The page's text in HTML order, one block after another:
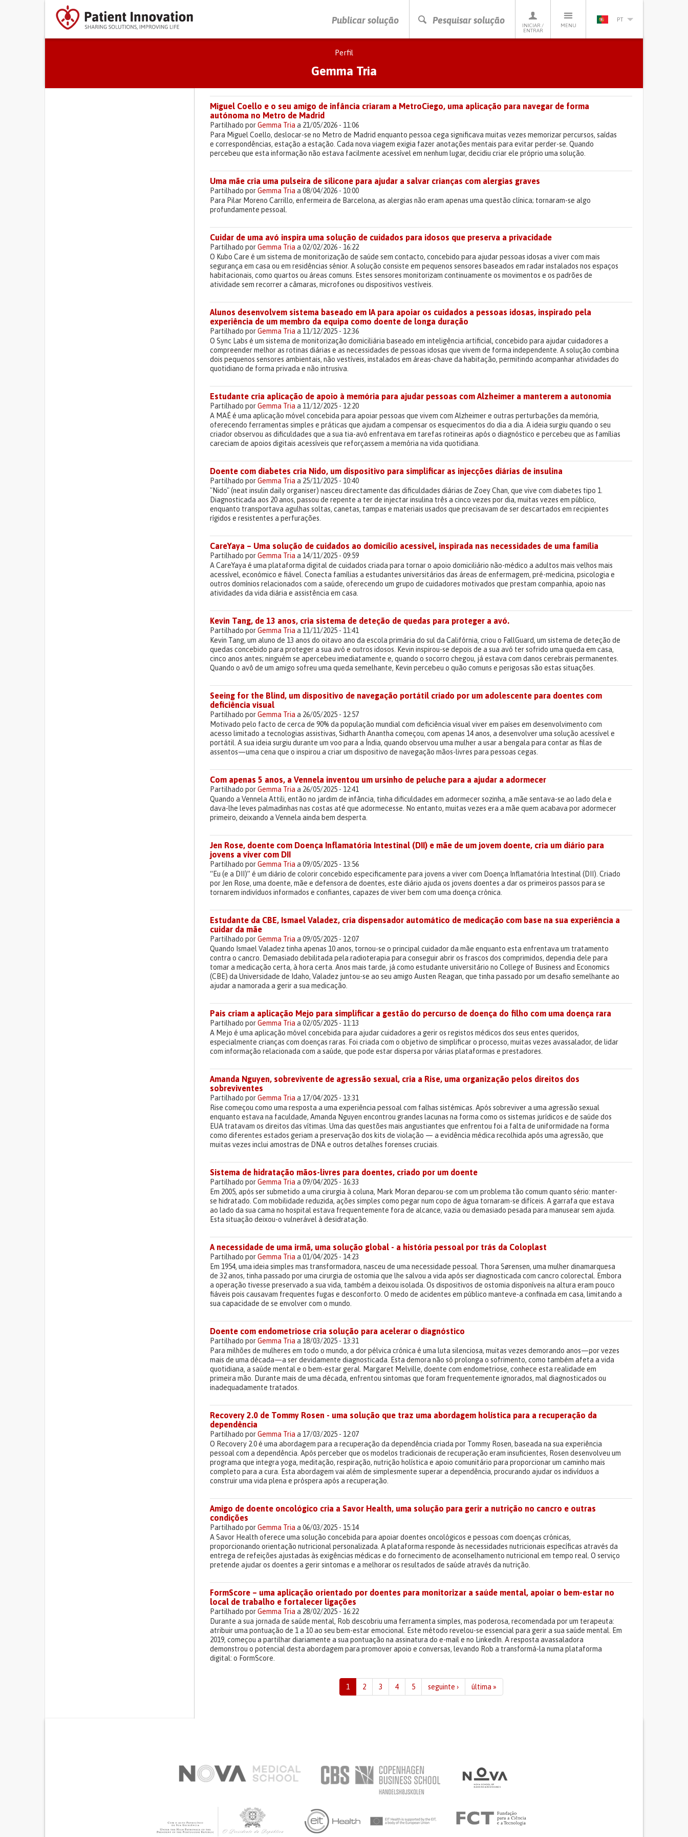
Publicar solução Pesquisar solução
INICIAR /
ENTRAR
MENU
PT
PRESSIONE ENTER PARA PESQUISAR
Perfil
Gemma Tria
Miguel Coello e o seu amigo de infância criaram a MetroCiego, uma aplicação para navegar de forma
autónoma no Metro de Madrid
Partilhado porGemma Tria a 21/05/2026 - 11:06
Para Miguel Coello, deslocar-se no Metro de Madrid enquanto pessoa cega significava muitas vezes memorizar percursos, saídas
e correspondências, estação a estação. Cada nova viagem exigia fazer anotações mentais para evitar perder-se. Quando
percebeu que esta informação não estava facilmente acessível em nenhum lugar, decidiu criar ele próprio uma solução.
Uma mãe cria uma pulseira de silicone para ajudar a salvar crianças com alergias graves
Partilhado porGemma Tria a 08/04/2026 - 10:00
Para Pilar Moreno Carrillo, enfermeira de Barcelona, as alergias não eram apenas uma questão clínica; tornaram-se algo
profundamente pessoal.
Cuidar de uma avó inspira uma solução de cuidados para idosos que preserva a privacidade
Partilhado porGemma Tria a 02/02/2026 - 16:22
O Kubo Care é um sistema de monitorização de saúde sem contacto, concebido para ajudar pessoas idosas a viver com mais
segurança em casa ou em residências sénior. A solução consiste em pequenos sensores baseados em radar instalados nos espaços
habitacionais, como quartos ou áreas comuns. Estes sensores monitorizam continuamente os movimentos e os padrões de
atividade sem recorrer a câmaras, microfones ou dispositivos vestíveis.
Alunos desenvolvem sistema baseado em IA para apoiar os cuidados a pessoas idosas, inspirado pela
experiência de um membro da equipa como doente de longa duração
Partilhado porGemma Tria a 11/12/2025 - 12:36
O Sync Labs é um sistema de monitorização domiciliária baseado em inteligência artificial, concebido para ajudar cuidadores a
compreender melhor as rotinas diárias e as necessidades de pessoas idosas que vivem de forma independente. A solução combina
dois pequenos sensores ambientais, não vestíveis, instalados em áreas-chave da habitação, permitindo acompanhar atividades do
quotidiano de forma privada e não intrusiva.
Estudante cria aplicação de apoio à memória para ajudar pessoas com Alzheimer a manterem a autonomia
Partilhado porGemma Tria a 11/12/2025 - 12:20
A MAÉ é uma aplicação móvel concebida para apoiar pessoas que vivem com Alzheimer e outras perturbações da memória,
oferecendo ferramentas simples e práticas que ajudam a compensar os esquecimentos do dia a dia. A ideia surgiu quando o seu
criador observou as dificuldades que a sua tia-avó enfrentava em tarefas rotineiras após o diagnóstico e percebeu que as famílias
careciam de apoios digitais acessíveis que reforçassem a memória na vida quotidiana.
Doente com diabetes cria Nido, um dispositivo para simplificar as injecções diárias de insulina
Partilhado porGemma Tria a 25/11/2025 - 10:40
"Nido" (neat insulin daily organiser) nasceu directamente das dificuldades diárias de Zoey Chan, que vive com diabetes tipo 1.
Diagnosticada aos 20 anos, passou de repente a ter de injectar insulina três a cinco vezes por dia, muitas vezes em público,
enquanto transportava agulhas soltas, canetas, tampas e materiais usados que precisavam de ser descartados em recipientes
rígidos e resistentes a perfurações.
CareYaya – Uma solução de cuidados ao domicílio acessível, inspirada nas necessidades de uma família
Partilhado porGemma Tria a 14/11/2025 - 09:59
A CareYaya é uma plataforma digital de cuidados criada para tornar o apoio domiciliário não-médico a adultos mais velhos mais
acessível, económico e fiável. Conecta famílias a estudantes universitários das áreas de enfermagem, pré-medicina, psicologia e
outros domínios relacionados com a saúde, oferecendo um grupo de cuidadores motivados que prestam companhia, apoio nas
atividades da vida diária e assistência em casa.
Kevin Tang, de 13 anos, cria sistema de deteção de quedas para proteger a avó.
Partilhado porGemma Tria a 11/11/2025 - 11:41
Kevin Tang, um aluno de 13 anos do oitavo ano da escola primária do sul da Califórnia, criou o FallGuard, um sistema de deteção de
quedas concebido para proteger a sua avó e outros idosos. Kevin inspirou-se depois de a sua avó ter sofrido uma queda em casa,
cinco anos antes; ninguém se apercebeu imediatamente e, quando o socorro chegou, já estava com danos cerebrais permanentes.
Quando o avô de um amigo sofreu uma queda semelhante, Kevin percebeu o quão comuns e perigosas são estas situações.
Seeing for the Blind, um dispositivo de navegação portátil criado por um adolescente para doentes com
deficiência visual
Partilhado porGemma Tria a 26/05/2025 - 12:57
Motivado pelo facto de cerca de 90% da população mundial com deficiência visual viver em países em desenvolvimento com
acesso limitado a tecnologias assistivas, Sidharth Anantha começou, com apenas 14 anos, a desenvolver uma solução acessível e
portátil. A sua ideia surgiu durante um voo para a Índia, quando observou uma mulher a usar a bengala para contar as filas de
assentos—uma cena que o inspirou a criar um dispositivo de navegação mãos-livres para pessoas cegas.
Com apenas 5 anos, a Vennela inventou um ursinho de peluche para a ajudar a adormecer
Partilhado porGemma Tria a 26/05/2025 - 12:41
Quando a Vennela Attili, então no jardim de infância, tinha dificuldades em adormecer sozinha, a mãe sentava-se ao lado dela e
dava-lhe leves palmadinhas nas costas até que adormecesse. No entanto, muitas vezes era a mãe quem acabava por adormecer
primeiro, deixando a Vennela ainda bem desperta.
Jen Rose, doente com Doença Inflamatória Intestinal (DII) e mãe de um jovem doente, cria um diário para
jovens a viver com DII
Partilhado porGemma Tria a 09/05/2025 - 13:56
“Eu (e a DII)” é um diário de colorir concebido especificamente para jovens a viver com Doença Inflamatória Intestinal (DII). Criado
por Jen Rose, uma doente, mãe e defensora de doentes, este diário ajuda os jovens doentes a dar os primeiros passos para se
tornarem indivíduos informados e confiantes, capazes de viver bem com uma doença crónica.
Estudante da CBE, Ismael Valadez, cria dispensador automático de medicação com base na sua experiência a
cuidar da mãe
Partilhado porGemma Tria a 09/05/2025 - 12:07
Quando Ismael Valadez tinha apenas 10 anos, tornou-se o principal cuidador da mãe enquanto esta enfrentava um tratamento
contra o cancro. Demasiado debilitada pela radioterapia para conseguir abrir os frascos dos comprimidos, dependia dele para
tomar a medicação certa, à hora certa. Anos mais tarde, já como estudante universitário no College of Business and Economics
(CBE) da Universidade de Idaho, Valadez juntou-se ao seu amigo Austen Reagan, que tinha passado por um desafio semelhante ao
ajudar a namorada a gerir a sua medicação.
Pais criam a aplicação Mejo para simplificar a gestão do percurso de doença do filho com uma doença rara
Partilhado porGemma Tria a 02/05/2025 - 11:13
A Mejo é uma aplicação móvel concebida para ajudar cuidadores a gerir os registos médicos dos seus entes queridos,
especialmente crianças com doenças raras. Foi criada com o objetivo de simplificar o processo, muitas vezes avassalador, de lidar
com informação relacionada com a saúde, que pode estar dispersa por várias plataformas e prestadores.
Amanda Nguyen, sobrevivente de agressão sexual, cria a Rise, uma organização pelos direitos dos
sobreviventes
Partilhado porGemma Tria a 17/04/2025 - 13:31
Rise começou como uma resposta a uma experiência pessoal com falhas sistémicas. Após sobreviver a uma agressão sexual
enquanto estava na faculdade, Amanda Nguyen encontrou grandes lacunas na forma como os sistemas jurídicos e de saúde dos
EUA tratavam os direitos das vítimas. Uma das questões mais angustiantes que enfrentou foi a falta de uniformidade na forma
como diferentes estados geriam a preservação dos kits de violação — a evidência médica recolhida após uma agressão, que
muitas vezes inclui amostras de DNA e outros detalhes forenses cruciais.
Sistema de hidratação mãos-livres para doentes, criado por um doente
Partilhado porGemma Tria a 09/04/2025 - 16:33
Em 2005, após ser submetido a uma cirurgia à coluna, Mark Moran deparou-se com um problema tão comum quanto sério: manter-
se hidratado. Com mobilidade reduzida, ações simples como pegar num copo de água tornaram-se difíceis. A garrafa que estava
ao lado da sua cama no hospital estava frequentemente fora de alcance, vazia ou demasiado pesada para manusear sem ajuda.
Esta situação deixou-o vulnerável à desidratação.
A necessidade de uma irmã, uma solução global - a história pessoal por trás da Coloplast
Partilhado porGemma Tria a 01/04/2025 - 14:23
Em 1954, uma ideia simples mas transformadora, nasceu de uma necessidade pessoal. Thora Sørensen, uma mulher dinamarquesa
de 32 anos, tinha passado por uma cirurgia de ostomia que lhe salvou a vida após ser diagnosticada com cancro colorectal. Embora
a operação tivesse preservado a sua vida, também a deixou isolada. Os dispositivos de ostomia disponíveis na altura eram pouco
fiáveis pois causavam frequentes fugas e desconforto. O medo de acidentes em público manteve-a confinada em casa, limitando a
sua capacidade de se envolver com o mundo.
Doente com endometriose cria solução para acelerar o diagnóstico
Partilhado porGemma Tria a 18/03/2025 - 13:31
Para milhões de mulheres em todo o mundo, a dor pélvica crónica é uma luta silenciosa, muitas vezes demorando anos—por vezes
mais de uma década—a ser devidamente diagnosticada. Esta demora não só prolonga o sofrimento, como também afeta a vida
quotidiana, a saúde mental e o bem-estar geral. Margaret Melville, doente com endometriose, conhece esta realidade em
primeira mão. Durante mais de uma década, enfrentou sintomas que foram frequentemente ignorados, mal diagnosticados ou
inadequadamente tratados.
Recovery 2.0 de Tommy Rosen - uma solução que traz uma abordagem holística para a recuperação da
dependência
Partilhado porGemma Tria a 17/03/2025 - 12:07
O Recovery 2.0 é uma abordagem para a recuperação da dependência criada por Tommy Rosen, baseada na sua experiência
pessoal com a dependência. Após perceber que os modelos tradicionais de recuperação eram insuficientes, Rosen desenvolveu um
programa que integra yoga, meditação, respiração, nutrição holística e apoio comunitário para proporcionar um caminho mais
completo para a cura. Esta abordagem vai além de simplesmente superar a dependência, procurando ajudar os indivíduos a
construir uma vida plena e próspera após a recuperação.
Amigo de doente oncológico cria a Savor Health, uma solução para gerir a nutrição no cancro e outras
condições
Partilhado porGemma Tria a 06/03/2025 - 15:14
A Savor Health oferece uma solução concebida para apoiar doentes oncológicos e pessoas com doenças crónicas,
proporcionando orientação nutricional personalizada. A plataforma responde às necessidades nutricionais específicas através da
entrega de refeições ajustadas às exigências médicas e do fornecimento de aconselhamento nutricional em tempo real. O serviço
pretende ajudar os doentes a gerir sintomas e a melhorar os resultados de saúde através da nutrição.
FormScore – uma aplicação orientado por doentes para monitorizar a saúde mental, apoiar o bem-estar no
local de trabalho e fortalecer ligações
Partilhado porGemma Tria a 28/02/2025 - 16:22
Durante a sua jornada de saúde mental, Rob descobriu uma ferramenta simples, mas poderosa, recomendada por um terapeuta:
atribuir uma pontuação de 1 a 10 ao seu bem-estar emocional. Este método revelou-se essencial para gerir a sua saúde mental. Em
2019, começou a partilhar diariamente a sua pontuação na assinatura do e-mail e no LinkedIn. A resposta avassaladora
demonstrou o potencial desta abordagem para promover apoio e conversas, levando Rob a transformá-la numa plataforma
digital: o FormScore.
1 2 3 4 5 seguinte › última »